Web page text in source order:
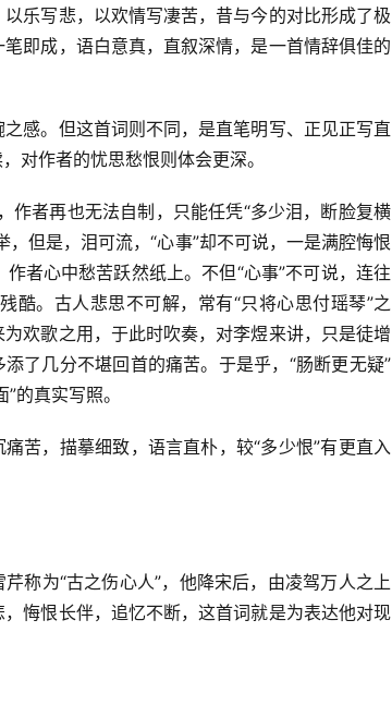
乐写悲，以欢情写凄苦，昔与今的对比形成了极
即成，语白意真，直叙深情，是一首情辞俱佳的
感。但这首词则不同，是直笔明写、正见正写直
对作者的忧思愁恨则体会更深。
作者再也无法自制，只能任凭“多少泪，断脸复横
但是，泪可流，“心事”却不可说，一是满腔悔恨
者心中愁苦跃然纸上。不但“心事”不可说，连往
酷。古人悲思不可解，常有“只将心思付瑶琴”之
欢歌之用，于此时吹奏，对李煜来讲，只是徒增
了几分不堪回首的痛苦。于是乎，“肠断更无疑”
的真实写照。
苦，描摹细致，语言直朴，较“多少恨”有更直入
称为“古之伤心人”，他降宋后，由凌驾万人之上
悔恨长伴，追忆不断，这首词就是为表达他对现